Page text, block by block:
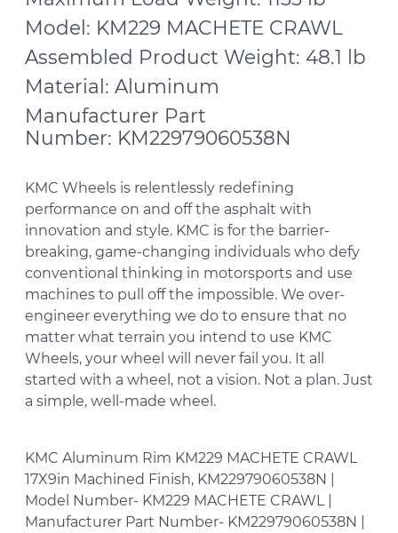
Model: KM229 MACHETE CRAWL
Assembled Product Weight: 48.1 lb
Material: Aluminum
Manufacturer Part
Number: KM22979060538N
KMC Wheels is relentlessly redefining
performance on and off the asphalt with
innovation and style. KMC is for the barrier-
breaking, game-changing individuals who defy
conventional thinking in motorsports and use
machines to pull off the impossible. We over-
engineer everything we do to ensure that no
matter what terrain you intend to use KMC
Wheels, your wheel will never fail you. It all
started with a wheel, not a vision. Not a plan. Just
a simple, well-made wheel.
KMC Aluminum Rim KM229 MACHETE CRAWL
17X9in Machined Finish, KM22979060538N |
Model Number- KM229 MACHETE CRAWL |
Manufacturer Part Number- KM22979060538N |